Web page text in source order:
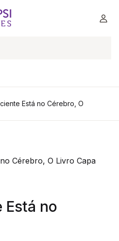
Está no Cérebro, O
Está no